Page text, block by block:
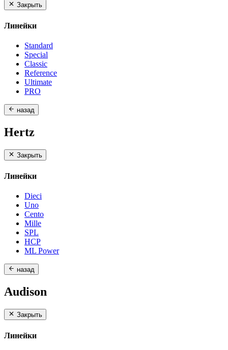
Закрыть
Линейки
Standard
Special
Classic
Reference
Ultimate
PRO
назад
Hertz
Закрыть
Линейки
Dieci
Uno
Cento
Mille
SPL
HCP
ML Power
назад
Audison
Закрыть
Линейки